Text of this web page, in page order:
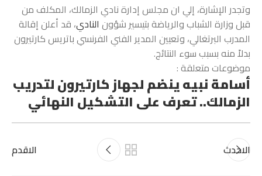
وتجدر الإشارة، إلي ان مجلس إدارة نادي الزمالك، المكلف من
قبل وزارة الشباب والرياضة بتيسير شؤون النادي، قد أعلن إقالة
المدرب البرتغالي، وتعيين المدير الفني الفرنسي باتريس كارتيرون
بدلاً منه بسبب سوء النتائج.
موضوعات متعلقة :
أسامة نبيه ينضم لجهاز كارتيرون لتدريب
الزمالك.. تعرف على التشكيل النهائي
الاحدث الاقدم